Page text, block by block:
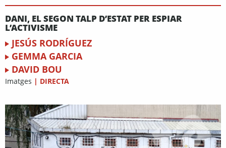
DANI, EL SEGON TALP D’ESTAT PER ESPIAR
L’ACTIVISME
JESÚS RODRÍGUEZ
GEMMA GARCIA
DAVID BOU
Imatges | DIRECTA